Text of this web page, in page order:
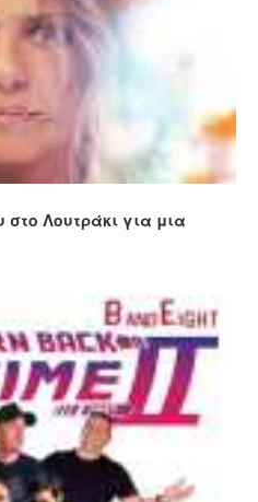
Λουτράκι για μια